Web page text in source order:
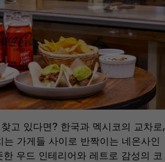
고 있다면? 한국과 멕시코의 교차로,
가게들 사이로 반짝이는 네온사인
우드 인테리어와 레트로 감성의 코